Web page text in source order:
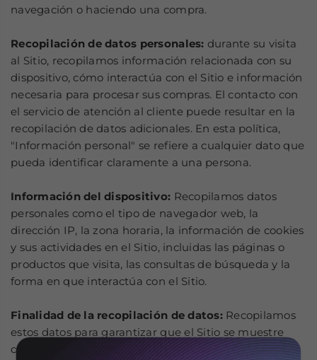
navegación o haciendo una compra.
Recopilación de datos personales: durante su visita
al Sitio, recopilamos información relacionada con su
dispositivo, cómo interactúa con el Sitio e información
necesaria para procesar sus compras. El contacto con
el servicio de atención al cliente puede resultar en la
recopilación de datos adicionales. En esta política,
"Información personal" se refiere a cualquier dato que
pueda identificar claramente a una persona.
Información del dispositivo: Recopilamos datos
personales como el tipo de navegador web, la
dirección IP, la zona horaria, la información de cookies
y sus actividades en el Sitio, incluidas las páginas o
productos que visita, las consultas de búsqueda y la
forma en que interactúa con el Sitio.
Finalidad de la recopilación de datos:Recopilamos
estos datos para garantizar que el Sitio se muestre
correctamente en su dispositivo y para analizar el uso